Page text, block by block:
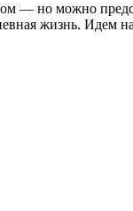
но можно
жизнь. Идем на